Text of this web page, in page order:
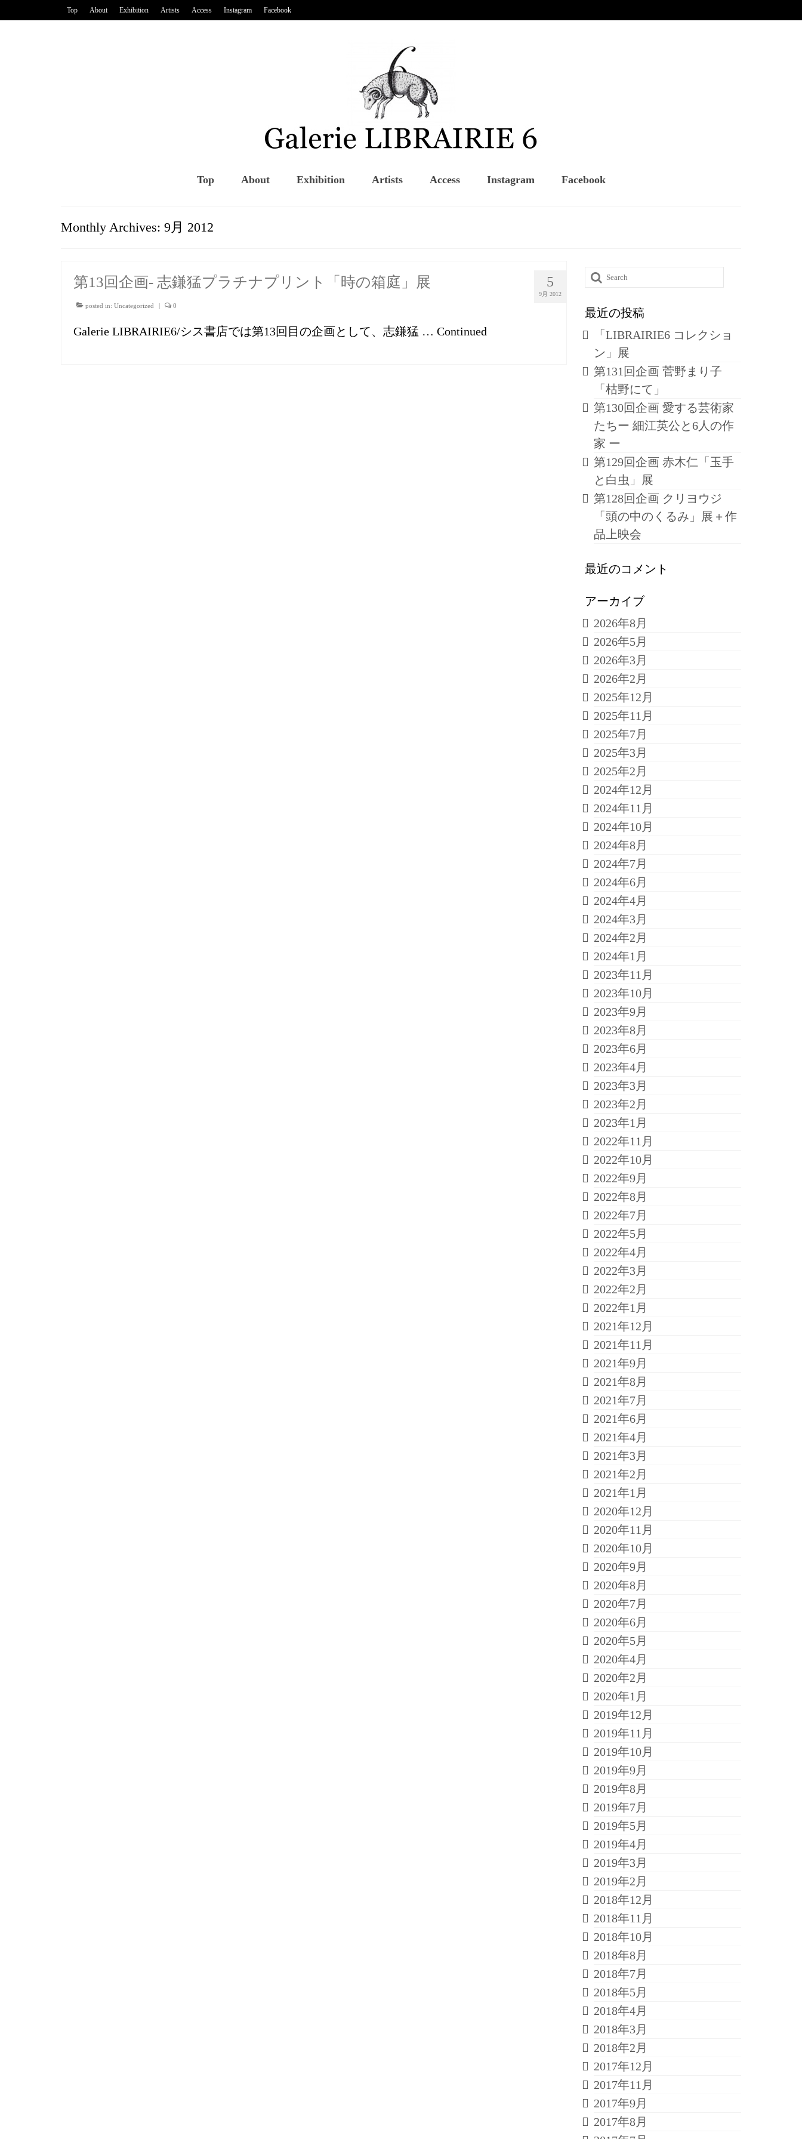
Top About Exhibition Artists Access Instagram Facebook
Top About Exhibition Artists Access Instagram Facebook
Monthly Archives: 9月 2012
5
9月 2012
第13回企画- 志鎌猛プラチナプリント「時の箱庭」展
posted in: Uncategorized | 0
Galerie LIBRAIRIE6/シス書店では第13回目の企画として、志鎌猛 … Continued
Search
for:
最近の投稿
「LIBRAIRIE6 コレクショ
ン」展
第131回企画 菅野まり子
「枯野にて」
第130回企画 愛する芸術家
たちー 細江英公と6人の作
家 ー
第129回企画 赤木仁「玉手
と白虫」展
第128回企画 クリヨウジ
「頭の中のくるみ」展＋作
品上映会
最近のコメント
アーカイブ
2026年8月
2026年5月
2026年3月
2026年2月
2025年12月
2025年11月
2025年7月
2025年3月
2025年2月
2024年12月
2024年11月
2024年10月
2024年8月
2024年7月
2024年6月
2024年4月
2024年3月
2024年2月
2024年1月
2023年11月
2023年10月
2023年9月
2023年8月
2023年6月
2023年4月
2023年3月
2023年2月
2023年1月
2022年11月
2022年10月
2022年9月
2022年8月
2022年7月
2022年5月
2022年4月
2022年3月
2022年2月
2022年1月
2021年12月
2021年11月
2021年9月
2021年8月
2021年7月
2021年6月
2021年4月
2021年3月
2021年2月
2021年1月
2020年12月
2020年11月
2020年10月
2020年9月
2020年8月
2020年7月
2020年6月
2020年5月
2020年4月
2020年2月
2020年1月
2019年12月
2019年11月
2019年10月
2019年9月
2019年8月
2019年7月
2019年5月
2019年4月
2019年3月
2019年2月
2018年12月
2018年11月
2018年10月
2018年8月
2018年7月
2018年5月
2018年4月
2018年3月
2018年2月
2017年12月
2017年11月
2017年9月
2017年8月